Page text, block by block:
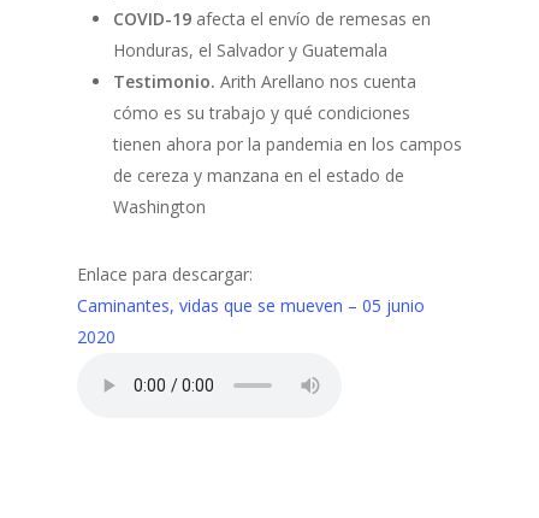
COVID-19 afecta el envío de remesas en
Honduras, el Salvador y Guatemala
Testimonio. Arith Arellano nos cuenta
cómo es su trabajo y qué condiciones
tienen ahora por la pandemia en los campos
de cereza y manzana en el estado de
Washington
Enlace para descargar:
Caminantes, vidas que se mueven – 05 junio
2020